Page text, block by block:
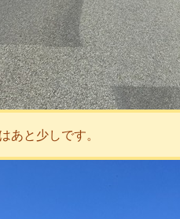
あと少しです。